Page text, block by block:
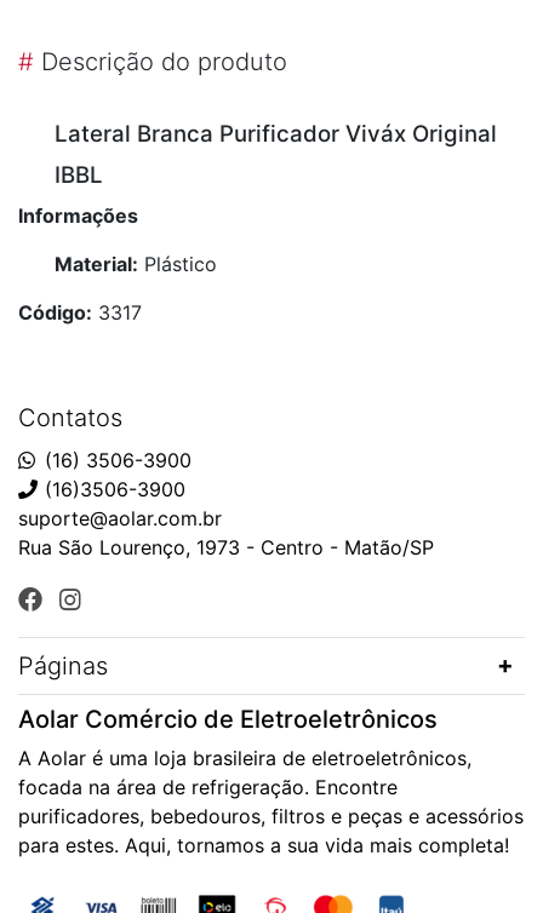
# Descrição do produto
Lateral Branca Purificador Viváx Original
IBBL
Informações
Material: Plástico
Código: 3317
Contatos
(16) 3506-3900
(16)3506-3900
suporte@aolar.com.br
Rua São Lourenço, 1973 - Centro - Matão/SP
Páginas
Aolar Comércio de Eletroeletrônicos
A Aolar é uma loja brasileira de eletroeletrônicos,
focada na área de refrigeração. Encontre
purificadores, bebedouros, filtros e peças e acessórios
para estes. Aqui, tornamos a sua vida mais completa!